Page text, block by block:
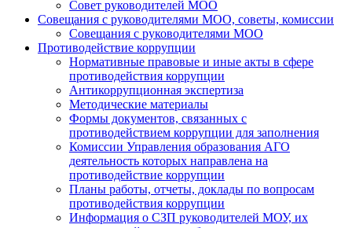
Совет руководителей МОО
Совещания с руководителями МОО, советы, комиссии
Совещания с руководителями МОО
Противодействие коррупции
Нормативные правовые и иные акты в сфере
противодействия коррупции
Антикоррупционная экспертиза
Методические материалы
Формы документов, связанных с
противодействием коррупции для заполнения
Комиссии Управления образования АГО
деятельность которых направлена на
противодействие коррупции
Планы работы, отчеты, доклады по вопросам
противодействия коррупции
Информация о СЗП руководителей МОУ, их